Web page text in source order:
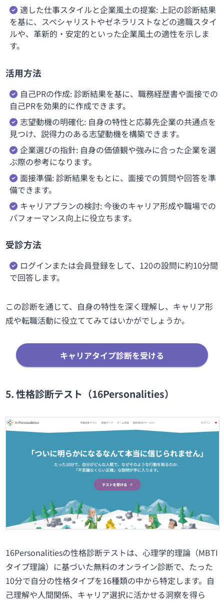
適した仕事スタイルと企業風土の提案: 上記の診断結果
を基に、スペシャリストやゼネラリストなどの適職スタイ
ルや、革新的・安定的といった企業風土の適性を示しま
す。
活用方法
自己PRの作成: 診断結果を基に、職務経歴書や面接での
自己PRを効果的に作成できます。
志望動機の明確化: 自身の特性と応募先企業の共通点を
見つけ、説得力のある志望動機を構築できます。
企業選びの指針: 自身の価値観や強みに合った企業を選
ぶ際の参考になります。
面接準備: 診断結果をもとに、面接での質問や回答を準
備できます。
キャリアプランの検討: 今後のキャリア形成や職場での
パフォーマンス向上に役立ちます。
受診方法
ログインまたは会員登録をして、120の設問に約10分間
で回答します。
この診断を通じて、自身の特性を深く理解し、キャリア形
成や転職活動に役立ててみてはいかがでしょうか。
キャリアタイプ診断を受ける
5. 性格診断テスト（16Personalities）
16Personalitiesの性格診断テストは、心理学的理論（MBTI
タイプ理論）に基づいた無料のオンライン診断で、たった
10分で自分の性格タイプを16種類の中から特定します。自
己理解や人間関係、キャリア選択に活かせる洞察を得ら